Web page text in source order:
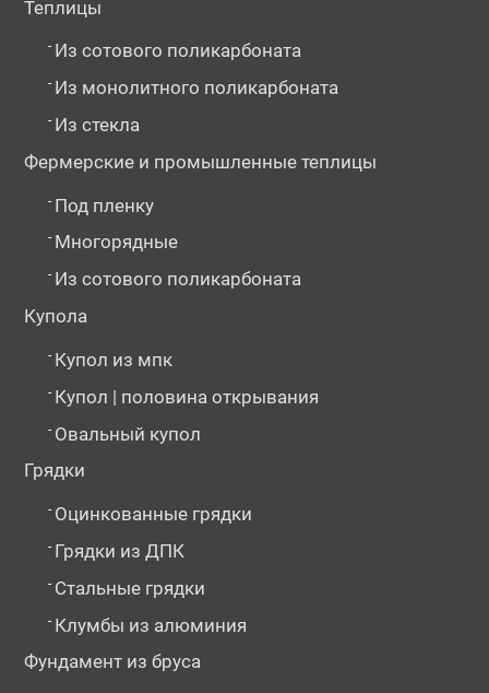
Теплицы
- Из сотового поликарбоната
- Из монолитного поликарбоната
- Из стекла
Фермерские и промышленные теплицы
- Под пленку
- Многорядные
- Из сотового поликарбоната
Купола
- Купол из мпк
- Купол | половина открывания
- Овальный купол
Грядки
- Оцинкованные грядки
- Грядки из ДПК
- Стальные грядки
- Клумбы из алюминия
Фундамент из бруса